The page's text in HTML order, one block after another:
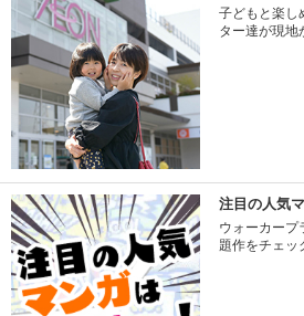
子どもと楽し
ター達が現地
注目の人気
ウォーカープ
題作をチェッ